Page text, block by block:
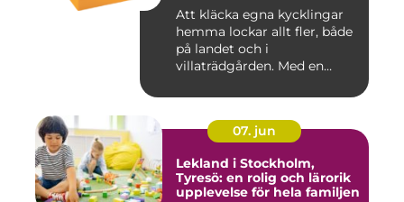
Att kläcka egna kycklingar
hemma lockar allt fler, både
på landet och i
villaträdgården. Med en
07. jun
Lekland i Stockholm,
Tyresö: en rolig och lärorik
upplevelse för hela familjen